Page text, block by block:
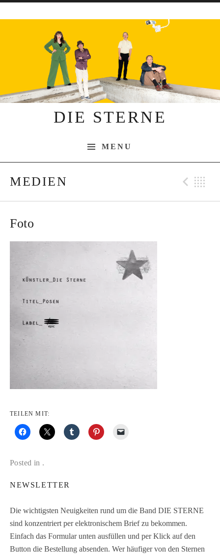
DIE STERNE
MENU
MEDIEN
Foto
TEILEN MIT:
Posted in .
NEWSLETTER
Die wichtigsten Neuigkeiten rund um die Band DIE STERNE
sind konzentriert per elektronischem Brief zu bekommen.
Einfach das Formular unten ausfüllen und per Klick auf den
Button die Bestellung absenden. Wer häufiger von den Sternen